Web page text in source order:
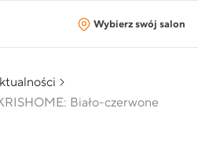
Wybierz swój salon
Biało-czerwone